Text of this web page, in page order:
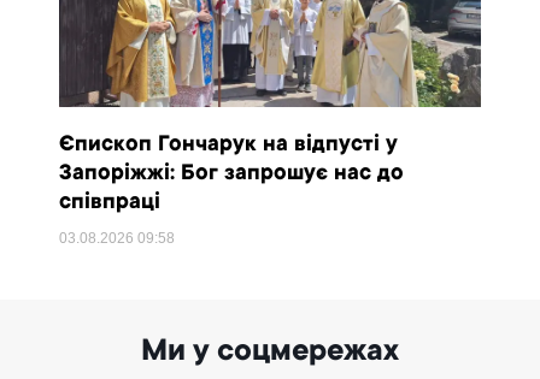
Єпископ Гончарук на відпусті у
Запоріжжі: Бог запрошує нас до
співпраці
03.08.202609:58
Ми у соцмережах